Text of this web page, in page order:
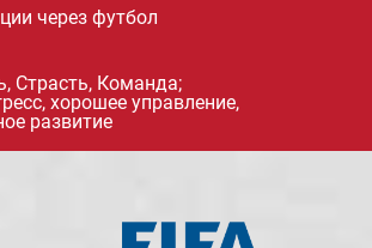
через футбол
Страсть, Команда;
хорошее управление,
развитие